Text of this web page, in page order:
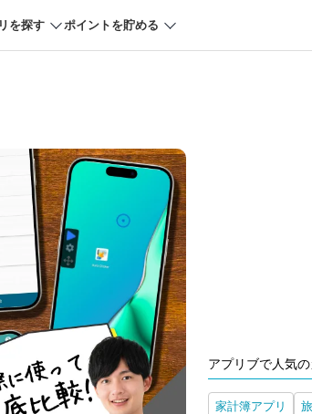
を探す ポイントを貯める
アプリブで人気の
家計簿アプリ